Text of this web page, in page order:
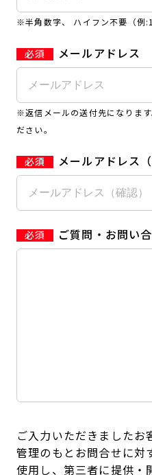
※半角数字、 ハイフン不要（例
メールアドレス
※返信メールの送付先になりま
ださい。
メールアドレス（
ご質問・お問い
ご入力いただきましたお
管理のもとお問合せに対
使用し、第三者に提供・